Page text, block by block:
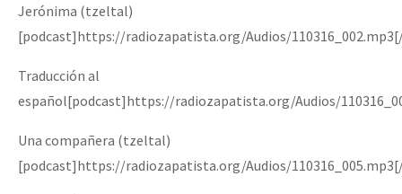
Jerónima (tzeltal)
[podcast]https://radiozapatista.org/Audios/
Traducción al
español[podcast]https://radiozapatista.org/Audios/
Una compañera (tzeltal)
[podcast]https://radiozapatista.org/Audios/